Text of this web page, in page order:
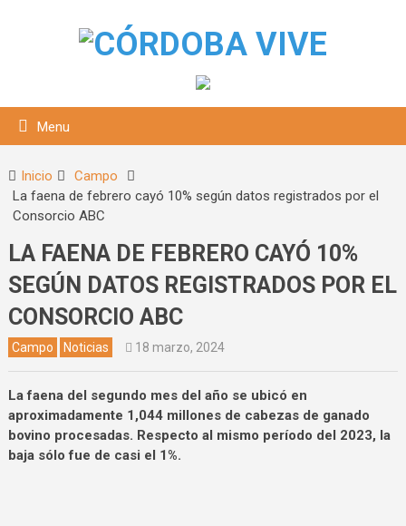
Menu
Inicio
Campo
La faena de febrero cayó 10% según datos registrados por el
Consorcio ABC
LA FAENA DE FEBRERO CAYÓ 10%
SEGÚN DATOS REGISTRADOS POR EL
CONSORCIO ABC
Campo Noticias 18 marzo, 2024
La faena del segundo mes del año se ubicó en
aproximadamente 1,044 millones de cabezas de ganado
bovino procesadas. Respecto al mismo período del 2023, la
baja sólo fue de casi el 1%.